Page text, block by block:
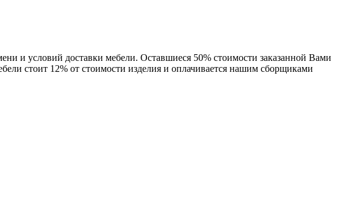
и условий доставки мебели. Оставшиеся 50% стоимости заказанной Вами
стоит 12% от стоимости изделия и оплачивается нашим сборщиками